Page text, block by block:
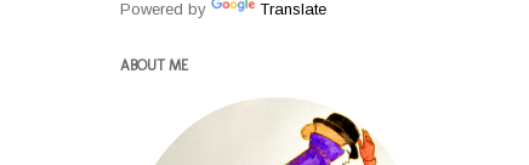
Powered by Translate
ABOUT ME